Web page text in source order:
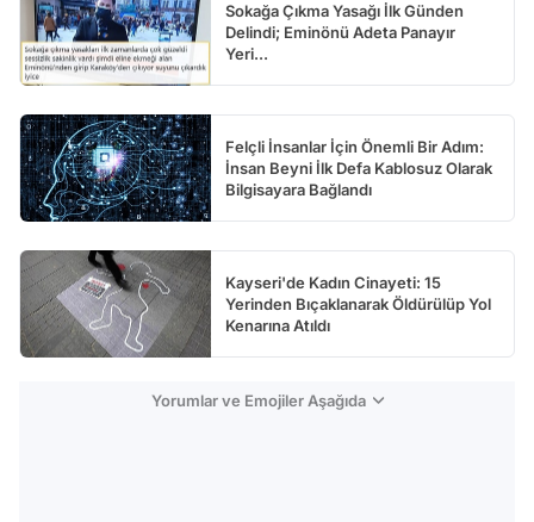
Sokağa Çıkma Yasağı İlk Günden
Delindi; Eminönü Adeta Panayır
Yeri...
Felçli İnsanlar İçin Önemli Bir Adım:
İnsan Beyni İlk Defa Kablosuz Olarak
Bilgisayara Bağlandı
Kayseri'de Kadın Cinayeti: 15
Yerinden Bıçaklanarak Öldürülüp Yol
Kenarına Atıldı
Yorumlar ve Emojiler Aşağıda